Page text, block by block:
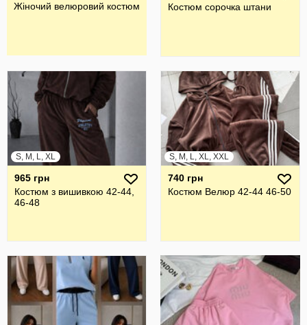
Жіночий велюровий костюм
Костюм сорочка штани
S, M, L, XL
965 грн
Костюм з вишивкою 42-44,
46-48
S, M, L, XL, XXL
740 грн
Костюм Велюр 42-44 46-50